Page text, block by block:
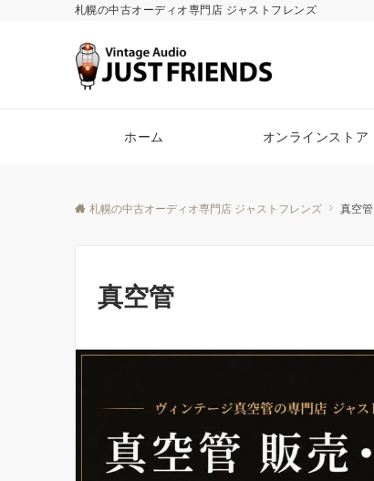
札幌の中古オーディオ専門店 ジャストフレンズ
ホーム オンラインストア
札幌の中古オーディオ専門店 ジャストフレンズ 真空管
真空管